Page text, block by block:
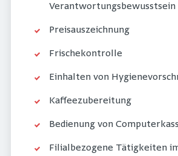
Verantwortungsbewusstsein
Preisauszeichnung
Frischekontrolle
Einhalten von
Kaffeezubereitung
Bedienung von
Filialbezogene Tätigkeiten